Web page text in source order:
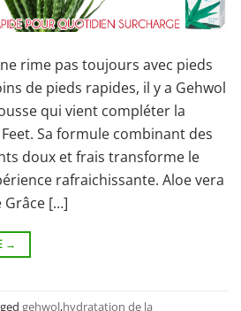
rime pas toujours avec pieds
de pieds rapides, il y a Gehwol
qui vient compléter la
Sa formule combinant des
doux et frais transforme le
rafraichissante. Aloe vera
Grâce […]
→
gehwol,hydratation de la